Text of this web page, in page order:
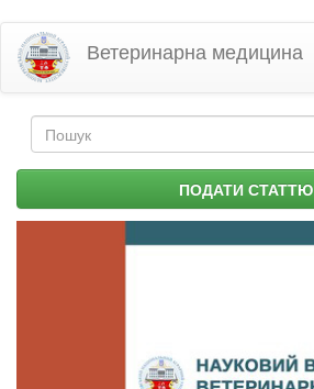
Перейти
основного
матеріалу
Ветеринарна медицина
Пошукова
форма ПОДАТИ СТАТТЮ